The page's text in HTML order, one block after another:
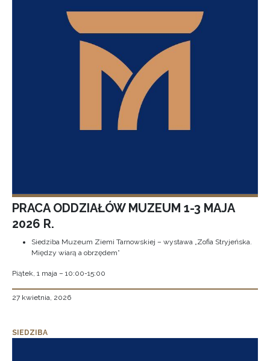
PRACA ODDZIAŁÓW MUZEUM 1-3 MAJA
2026 R.
Siedziba Muzeum Ziemi Tarnowskiej – wystawa „Zofia Stryjeńska.
Między wiarą a obrzędem”
Piątek, 1 maja – 10:00-15:00
27 kwietnia, 2026
SIEDZIBA